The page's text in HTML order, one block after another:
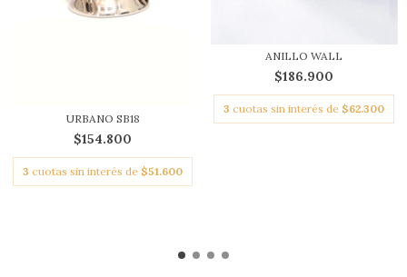
URBANO SB18
$154.800
3 cuotas sin interés de $51.600
ANILLO WALL
$186.900
3 cuotas sin interés de $62.300